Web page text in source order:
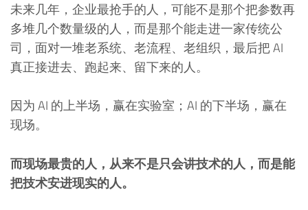
未来几年，企业最抢手的人，可能不是那个把参数再
多堆几个数量级的人，而是那个能走进一家传统公
司，面对一堆老系统、老流程、老组织，最后把 AI
真正接进去、跑起来、留下来的人。
因为 AI 的上半场，赢在实验室；AI 的下半场，赢在
现场。
而现场最贵的人，从来不是只会讲技术的人，而是能
把技术安进现实的人。